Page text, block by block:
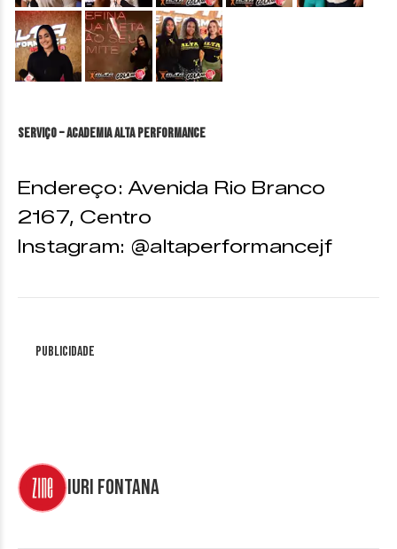
&nbsp; &nbsp; &nbsp;
Serviço – Academia Alta Performance
Endereço: Avenida Rio Branco
2167, Centro
Instagram: @altaperformancejf
Publicidade
Iuri Fontana